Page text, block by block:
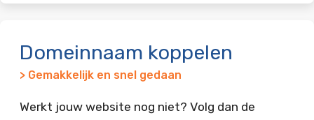
Domeinnaam koppelen
> Gemakkelijk en snel gedaan
Werkt jouw website nog niet? Volg dan de